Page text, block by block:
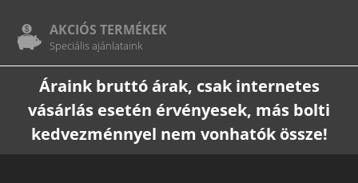
AKCIÓS TERMÉKEK
Speciális ajánlataink
Áraink bruttó árak, csak internetes
vásárlás esetén érvényesek, más bolti
kedvezménnyel nem vonhatók össze!